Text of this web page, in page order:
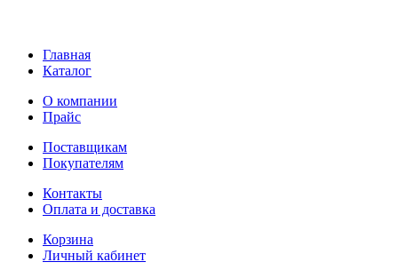
Главная
Каталог
О компании
Прайс
Поставщикам
Покупателям
Контакты
Оплата и доставка
Корзина
Личный кабинет